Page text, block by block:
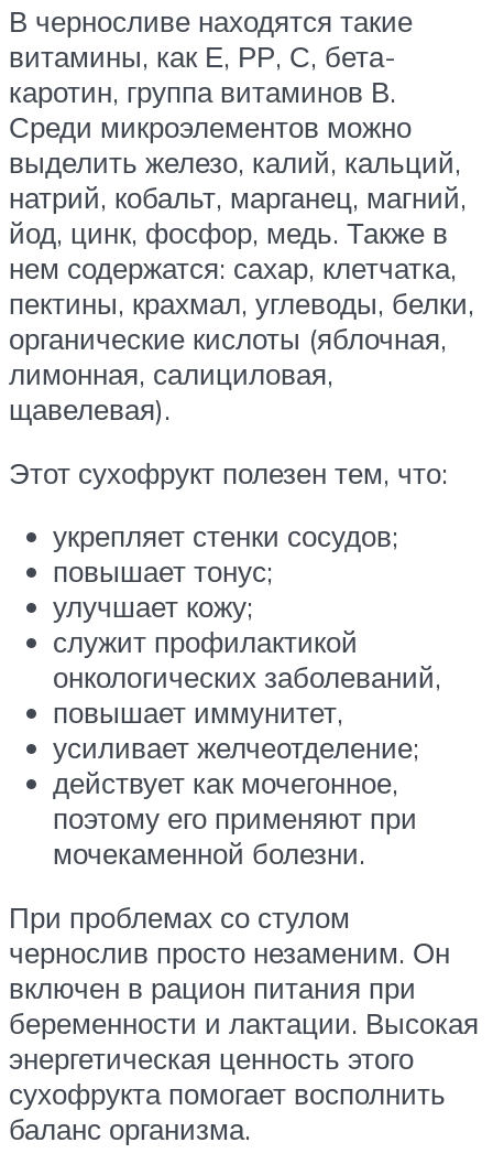
В черносливе находятся такие
витамины, как Е, РР, С, бета-
каротин, группа витаминов В.
Среди микроэлементов можно
выделить железо, калий, кальций,
натрий, кобальт, марганец, магний,
йод, цинк, фосфор, медь. Также в
нем содержатся: сахар, клетчатка,
пектины, крахмал, углеводы, белки,
органические кислоты (яблочная,
лимонная, салициловая,
щавелевая).
Этот сухофрукт полезен тем, что:
укрепляет стенки сосудов;
повышает тонус;
улучшает кожу;
служит профилактикой
онкологических заболеваний,
повышает иммунитет,
усиливает желчеотделение;
действует как мочегонное,
поэтому его применяют при
мочекаменной болезни.
При проблемах со стулом
чернослив просто незаменим. Он
включен в рацион питания при
беременности и лактации. Высокая
энергетическая ценность этого
сухофрукта помогает восполнить
баланс организма.